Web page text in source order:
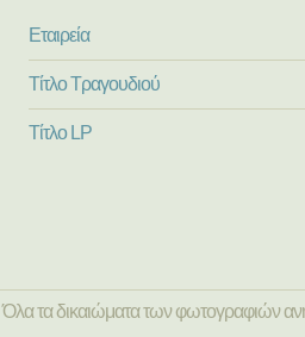
Εταιρεία
Τίτλο Τραγουδιού
Τίτλο LP
Όλα τα δικαιώματα των φωτογραφιών